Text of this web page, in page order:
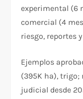
experimental (6
comercial (4
riesgo, reportes
Ejemplos
(395K ha),
judicial desde